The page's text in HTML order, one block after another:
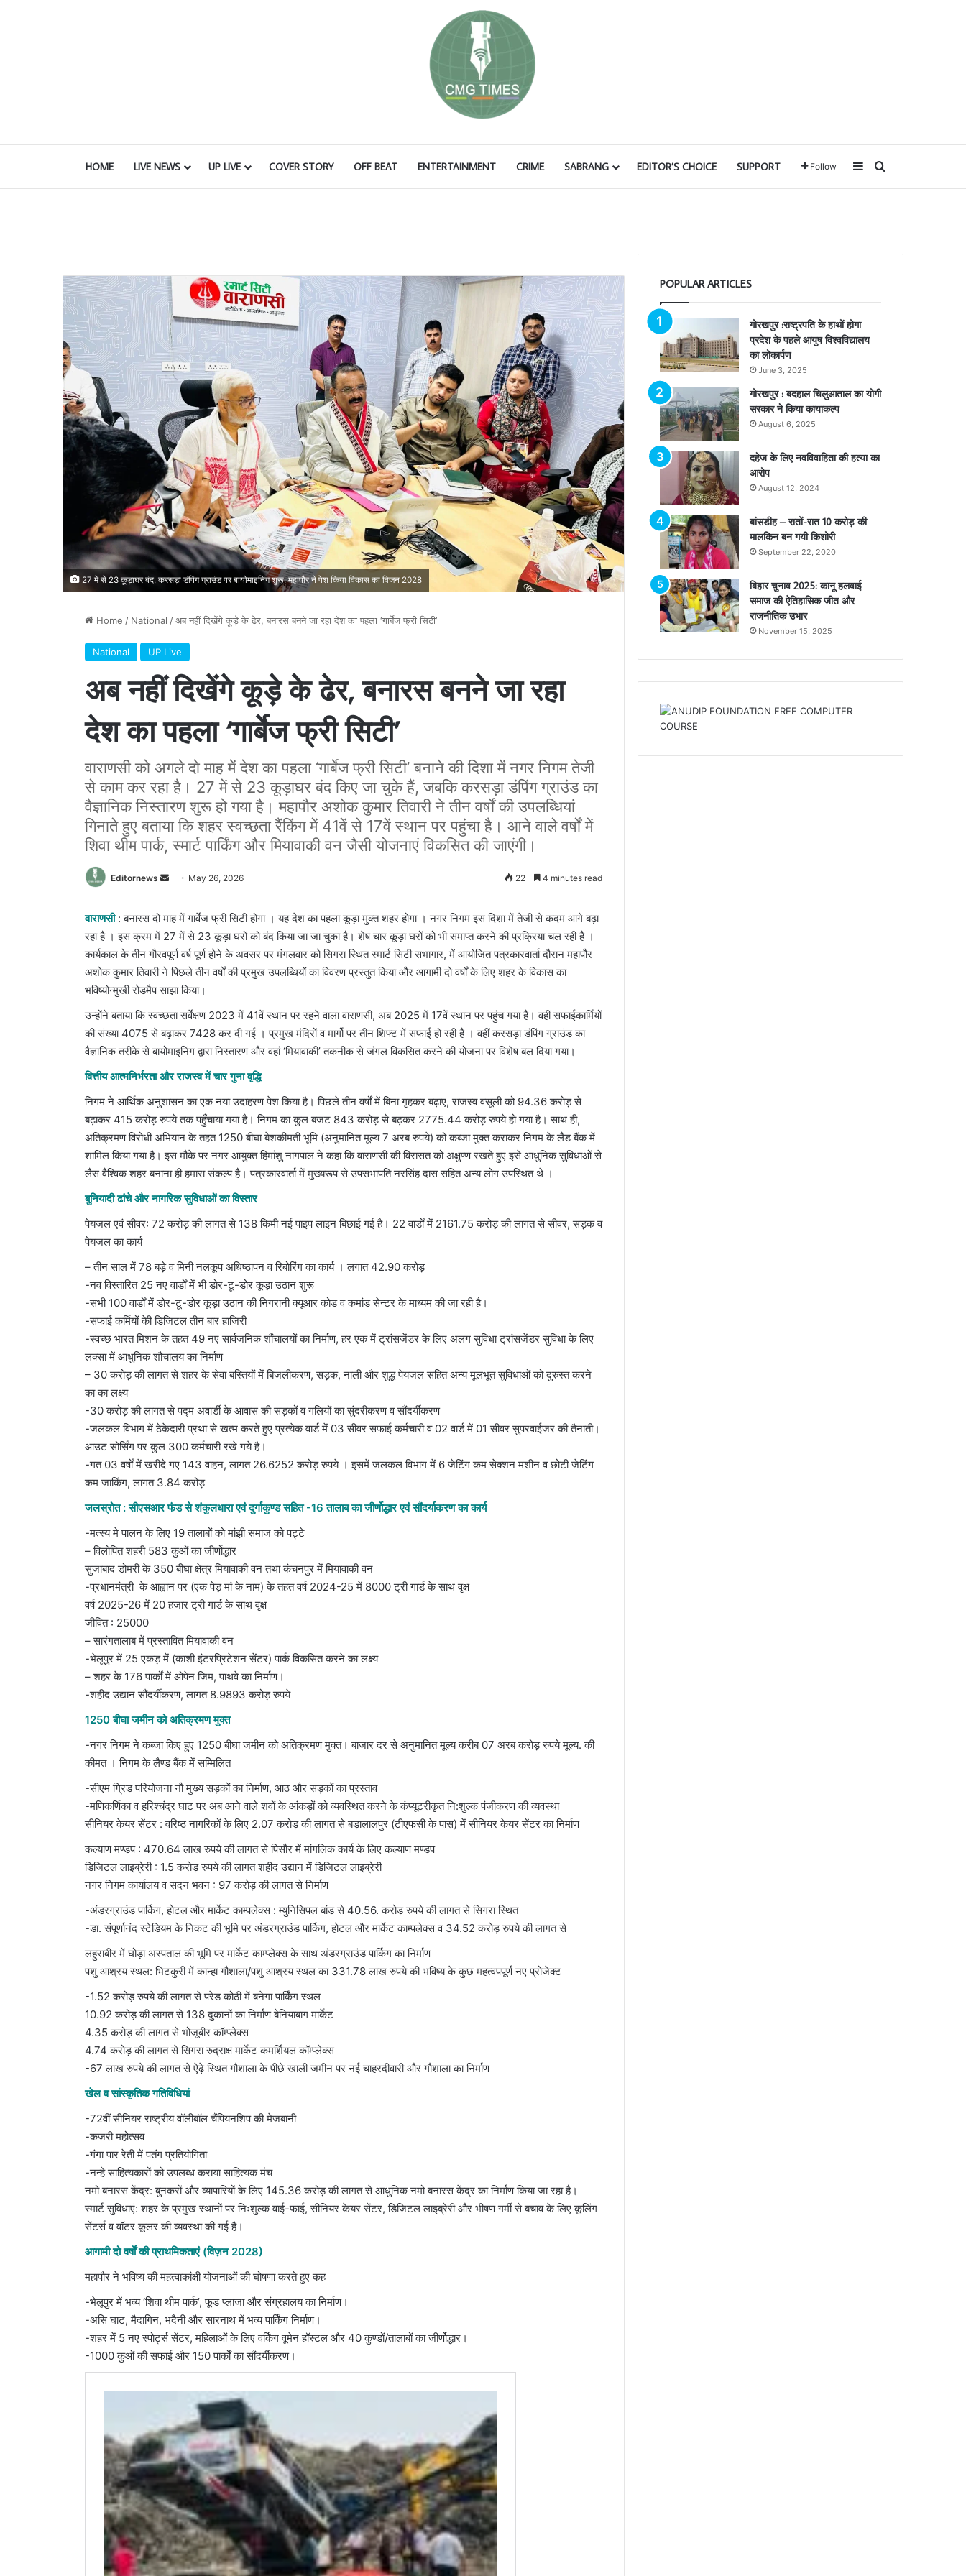
HOME LIVE NEWS UP LIVE COVER STORY OFF BEAT ENTERTAINMENT CRIME SABRANG EDITOR’S CHOICE SUPPORT Follow SidebarSearch for
27 में से 23 कूड़ाघर बंद, करसड़ा डंपिंग ग्राउंड पर बायोमाइनिंग शुरू; महापौर ने पेश किया विकास का विजन 2028
Home / National /अब नहीं दिखेंगे कूड़े के ढेर, बनारस बनने जा रहा देश का पहला ‘गार्बेज फ्री सिटी’
National UP Live
अब नहीं दिखेंगे कूड़े के ढेर, बनारस बनने जा रहा
देश का पहला ‘गार्बेज फ्री सिटी’
वाराणसी को अगले दो माह में देश का पहला ‘गार्बेज फ्री सिटी’ बनाने की दिशा में नगर निगम तेजी
से काम कर रहा है। 27 में से 23 कूड़ाघर बंद किए जा चुके हैं, जबकि करसड़ा डंपिंग ग्राउंड का
वैज्ञानिक निस्तारण शुरू हो गया है। महापौर अशोक कुमार तिवारी ने तीन वर्षों की उपलब्धियां
गिनाते हुए बताया कि शहर स्वच्छता रैंकिंग में 41वें से 17वें स्थान पर पहुंचा है। आने वाले वर्षों में
शिवा थीम पार्क, स्मार्ट पार्किंग और मियावाकी वन जैसी योजनाएं विकसित की जाएंगी।
Editornews
Send
email
May 26, 2026 22 4 minutes read
वाराणसी : बनारस दो माह में गार्वेज फ्री सिटी होगा । यह देश का पहला कूड़ा मुक्त शहर होगा । नगर निगम इस दिशा में तेजी से कदम आगे बढ़ा
रहा है । इस क्रम में 27 में से 23 कूड़ा घरों को बंद किया जा जा चुका है। शेष चार कूड़ा घरों को भी समाप्त करने की प्रक्रिया चल रही है ।
कार्यकाल के तीन गौरवपूर्ण वर्ष पूर्ण होने के अवसर पर मंगलवार को सिगरा स्थित स्मार्ट सिटी सभागार, में आयोजित पत्रकारवार्ता दौरान महापौर
अशोक कुमार तिवारी ने पिछले तीन वर्षों की प्रमुख उपलब्धियों का विवरण प्रस्तुत किया और आगामी दो वर्षों के लिए शहर के विकास का
भविष्योन्मुखी रोडमैप साझा किया।
उन्होंने बताया कि स्वच्छता सर्वेक्षण 2023 में 41वें स्थान पर रहने वाला वाराणसी, अब 2025 में 17वें स्थान पर पहुंच गया है। वहीं सफाईकार्मियों
की संख्या 4075 से बढ़ाकर 7428 कर दी गई । प्रमुख मंदिरों व मार्गो पर तीन शिफ्ट में सफाई हो रही है । वहीं करसड़ा डंपिंग ग्राउंड का
वैज्ञानिक तरीके से बायोमाइनिंग द्वारा निस्तारण और वहां ‘मियावाकी’ तकनीक से जंगल विकसित करने की योजना पर विशेष बल दिया गया।
​वित्तीय आत्मनिर्भरता और राजस्व में चार गुना वृद्धि
निगम ने आर्थिक अनुशासन का एक नया उदाहरण पेश किया है। पिछले तीन वर्षों में बिना गृहकर बढ़ाए, राजस्व वसूली को 94.36 करोड़ से
बढ़ाकर 415 करोड़ रुपये तक पहुँचाया गया है। निगम का कुल बजट 843 करोड़ से बढ़कर 2775.44 करोड़ रुपये हो गया है। साथ ही,
अतिक्रमण विरोधी अभियान के तहत 1250 बीघा बेशकीमती भूमि (अनुमानित मूल्य 7 अरब रुपये) को कब्जा मुक्त कराकर निगम के लैंड बैंक में
शामिल किया गया है। इस मौके पर नगर आयुक्त हिमांशु नागपाल ने कहा कि वाराणसी की विरासत को अक्षुण्ण रखते हुए इसे आधुनिक सुविधाओं से
लैस वैश्विक शहर बनाना ही हमारा संकल्प है। पत्रकारवार्ता में मुख्यरूप से उपसभापति नरसिंह दास सहित अन्य लोग उपस्थित थे ।
​बुनियादी ढांचे और नागरिक सुविधाओं का विस्तार
​पेयजल एवं सीवर: 72 करोड़ की लागत से 138 किमी नई पाइप लाइन बिछाई गई है। 22 वार्डों में 2161.75 करोड़ की लागत से सीवर, सड़क व
पेयजल का कार्य
– तीन साल में 78 बड़े व मिनी नलकूप अधिष्ठापन व रिबोरिंग का कार्य । लगात 42.90 करोड़
-नव विस्तारित 25 नए वार्डों में भी डोर-टू-डोर कूड़ा उठान शुरू
-सभी 100 वार्डों में डोर-टू-डोर कूड़ा उठान की निगरानी क्यूआर कोड व कमांड सेन्टर के माध्यम की जा रही है।
-सफाई कर्मियों केी डिजिटल तीन बार हाजिरी
-स्वच्छ भारत मिशन के तहत 49 नए सार्वजनिक शौंचालयों का निर्माण, हर एक में ट्रांसजेंडर के लिए अलग सुविधा ट्रांसजेंडर सुविधा के लिए
लक्सा में आधुनिक शौचालय का निर्माण
– 30 करोड़ की लागत से शहर के सेवा बस्तियों में बिजलीकरण, सड़क, नाली और शुद्ध पेयजल सहित अन्य मूलभूत सुविधाओं को दुरुस्त करने
का का लक्ष्य
-30 करोड़ की लागत से पद्म अवार्डी के आवास की सड़कों व गलियों का सुंदरीकरण व सौंदर्यीकरण
-जलकल विभाग में ठेकेदारी प्रथा से खत्म करते हुए प्रत्येक वार्ड में 03 सीवर सफाई कर्मचारी व 02 वार्ड में 01 सीवर सुपरवाईजर की तैनाती।
आउट सोर्सिंग पर कुल 300 कर्मचारी रखे गये है।
-गत 03 वर्षों में खरीदे गए 143 वाहन, लागत 26.6252 करोड़ रुपये । इसमें जलकल विभाग में 6 जेटिंग कम सेक्शन मशीन व छोटी जेटिंग
कम जाकिंग, लागत 3.84 करोड़
जलस्रोत : सीएसआर फंड से शंकुलधारा एवं दुर्गाकुण्ड सहित -16 तालाब का जीर्णोद्धार एवं सौंदर्याकरण का कार्य
-मत्स्य मे पालन के लिए 19 तालाबों को मांझी समाज को पट्टे
– विलोपित शहरी 583 कुओं का जीर्णोद्धार
सुजाबाद डोमरी के 350 बीघा क्षेत्र मियावाकी वन तथा कंचनपुर में मियावाकी वन
-प्रधानमंत्री के आह्वान पर (एक पेड़ मां के नाम) के तहत वर्ष 2024-25 में 8000 ट्री गार्ड के साथ वृक्ष
वर्ष 2025-26 में 20 हजार ट्री गार्ड के साथ वृक्ष
जीवित : 25000
– सारंगतालाब में प्रस्तावित मियावाकी वन
-भेलूपुर में 25 एकड़ में (काशी इंटरप्रिटेशन सेंटर) पार्क विकसित करने का लक्ष्य
– शहर के 176 पार्कों में ओपेन जिम, पाथवे का निर्माण।
-शहीद उद्यान सौंदर्यीकरण, लागत 8.9893 करोड़ रुपये
1250 बीघा जमीन को अतिक्रमण मुक्त
-नगर निगम ने कब्जा किए हुए 1250 बीघा जमीन को अतिक्रमण मुक्त। बाजार दर से अनुमानित मूल्य करीब 07 अरब करोड़ रुपये मूल्य. की
कीमत । निगम के लैण्ड बैंक में सम्मिलित
-सीएम ग्रिड परियोजना नौ मुख्य सड़कों का निर्माण, आठ और सड़कों का प्रस्ताव
-मणिकर्णिका व हरिश्चंद्र घाट पर अब आने वाले शवों के आंकड़ों को व्यवस्थित करने के कंप्यूटरीकृत नि:शुल्क पंजीकरण की व्यवस्था
सीनियर केयर सेंटर : वरिष्ठ नागरिकों के लिए 2.07 करोड़ की लागत से बड़ालालपुर (टीएफसी के पास) में सीनियर केयर सेंटर का निर्माण
कल्याण मण्डप : 470.64 लाख रुपये की लागत से पिसौर में मांगलिक कार्य के लिए कल्याण मण्डप
डिजिटल लाइब्रेरी : 1.5 करोड़ रुपये की लागत शहीद उद्यान में डिजिटल लाइब्रेरी
नगर निगम कार्यालय व सदन भवन : 97 करोड़ की लागत से निर्माण
-अंडरग्राउंड पार्किग, होटल और मार्केट काम्पलेक्स : म्युनिसिपल बांड से 40.56. करोड़ रुपये की लागत से सिगरा स्थित
-डा. संपूर्णानंद स्टेडियम के निकट की भूमि पर अंडरग्राउंड पार्किग, होटल और मार्केट काम्पलेक्स व 34.52 करोड़ रुपये की लागत से
लहुराबीर में घोड़ा अस्पताल की भूमि पर मार्केट काम्प्लेक्स के साथ अंडरग्राउंड पार्किग का निर्माण
पशु आश्रय स्थल: भिटकुरी में कान्हा गौशाला/पशु आश्रय स्थल का 331.78 लाख रुपये की भविष्य के कुछ महत्वपपूर्ण नए प्रोजेक्ट
-1.52 करोड़ रुपये की लागत से परेड कोठी में बनेगा पार्किंग स्थल
10.92 करोड़ की लागत से 138 दुकानों का निर्माण बेनियाबाग मार्केट
4.35 करोड़ की लागत से भोजूबीर कॉम्प्लेक्स
4.74 करोड़ की लागत से सिगरा रुद्राक्ष मार्केट कमर्शियल कॉम्प्लेक्स
-67 लाख रुपये की लागत से ऐढ़े स्थित गौशाला के पीछे खाली जमीन पर नई चाहरदीवारी और गौशाला का निर्माण
खेल व सांस्कृतिक गतिविधियां
-72वीं सीनियर राष्ट्रीय वॉलीबॉल चैंपियनशिप की मेजबानी
-कजरी महोत्सव
-गंगा पार रेती में पतंग प्रतियोगिता
-नन्हे साहित्यकारों को उपलब्ध कराया साहित्यक मंच
​नमो बनारस केंद्र: बुनकरों और व्यापारियों के लिए 145.36 करोड़ की लागत से आधुनिक नमो बनारस केंद्र का निर्माण किया जा रहा है।
​स्मार्ट सुविधाएं: शहर के प्रमुख स्थानों पर निःशुल्क वाई-फाई, सीनियर केयर सेंटर, डिजिटल लाइब्रेरी और भीषण गर्मी से बचाव के लिए कूलिंग
सेंटर्स व वॉटर कूलर की व्यवस्था की गई है।
​आगामी दो वर्षों की प्राथमिकताएं (विज़न 2028)
महापौर ने भविष्य की महत्वाकांक्षी योजनाओं की घोषणा करते हुए कह
-​भेलूपुर में भव्य ‘शिवा थीम पार्क’, फूड प्लाजा और संग्रहालय का निर्माण।
-​असि घाट, मैदागिन, भदैनी और सारनाथ में भव्य पार्किंग निर्माण।
-​शहर में 5 नए स्पोर्ट्स सेंटर, महिलाओं के लिए वर्किंग वूमेन हॉस्टल और 40 कुण्डों/तालाबों का जीर्णोद्धार।
-​1000 कुओं की सफाई और 150 पार्कों का सौंदर्यीकरण।
POPULAR ARTICLES
गोरखपुर :राष्ट्रपति के हाथों होगा
प्रदेश के पहले आयुष विश्वविद्यालय
का लोकार्पण
June 3, 2025
गोरखपुर : बदहाल चिलुआताल का योगी
सरकार ने किया कायाकल्प
August 6, 2025
दहेज के लिए नवविवाहिता की हत्या का
आरोप
August 12, 2024
बांसडीह – रातों-रात 10 करोड़ की
मालकिन बन गयी किशोरी
September 22, 2020
बिहार चुनाव 2025: कानू हलवाई
समाज की ऐतिहासिक जीत और
राजनीतिक उभार
November 15, 2025